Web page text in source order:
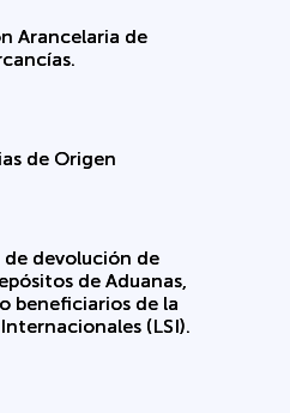
Arancelaria de
de Origen
devolución de
de Aduanas,
beneficiarios de la
(LSI).